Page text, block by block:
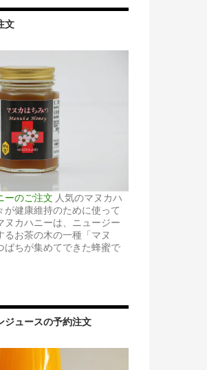
文
ーのご注文 人気のマヌカハ
が健康維持のために使って
ヌカハニーは、ニュージー
るお茶の木の一種「マヌ
ばちが集めてできた蜂蜜で
ジュースの予約注文